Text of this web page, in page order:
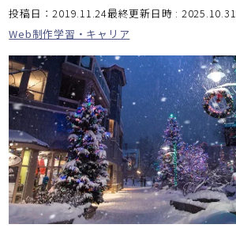
投稿日：2019.11.24最終更新日時 : 2025.10.31
Web制作学習・キャリア